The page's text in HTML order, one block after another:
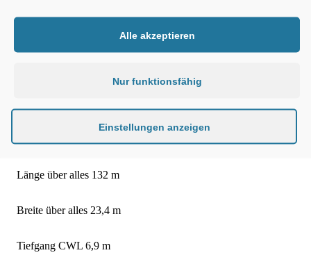
Auftragssumme liegt bei rund 95 Millionen Euro.
Auftragnehmer ist die Pella Sietas GmbH aus Hamburg.
Im Dezember 2018 soll der neue Laderaumsaugbagger in
Länge über alles 132 m
Breite über alles 23,4 m
Tiefgang CWL 6,9 m
Alle akzeptieren
Nur funktionsfähig
Einstellungen anzeigen